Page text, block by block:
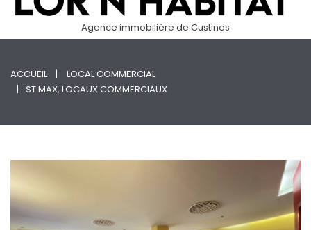
Agence immobilière de Custines
ACCUEIL
LOCAL COMMERCIAL
ST MAX, LOCAUX COMMERCIAUX